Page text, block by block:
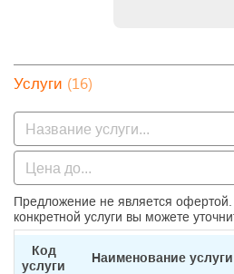
Услуги (16)
Предложение не является
конкретной услуги вы можете
Код
услуги
Наименование услуги